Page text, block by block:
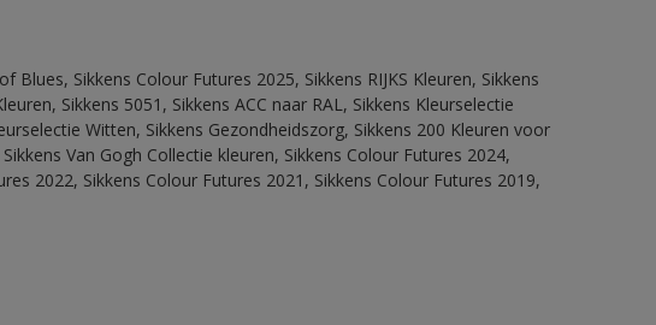
Blues, Sikkens Colour Futures 2025, Sikkens RIJKS Kleuren, Sikkens
Sikkens 5051, Sikkens ACC naar RAL, Sikkens Kleurselectie
Witten, Sikkens Gezondheidszorg, Sikkens 200 Kleuren voor
Van Gogh Collectie kleuren, Sikkens Colour Futures 2024,
2022, Sikkens Colour Futures 2021, Sikkens Colour Futures 2019,